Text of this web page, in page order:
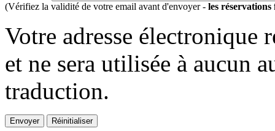
(Vérifiez la validité de votre email avant d'envoyer - les réservations
Votre adresse électronique
et ne sera utilisée à aucun
traduction.